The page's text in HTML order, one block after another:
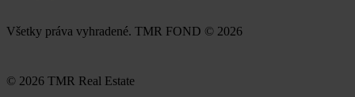
Všetky práva vyhradené. TMR FOND © 2026
© 2026 TMR Real Estate